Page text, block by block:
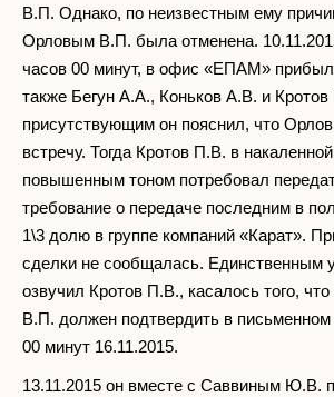
В.П. Однако, по неизвестным ему
Орловым В.П. была отменена.
часов 00 минут, в офис «ЕПАМ»
также Бегун А.А., Коньков А.В. и
присутствующим он пояснил, что
встречу. Тогда Кротов П.В. в
повышенным тоном потребовал
требование о передаче последним в
1\3 долю в группе компаний «Карат».
сделки не сообщалась. Единственным
озвучил Кротов П.В., касалось того,
В.П. должен подтвердить в
00 минут 16.11.2015.
13.11.2015 он вместе с Саввиным Ю.В.